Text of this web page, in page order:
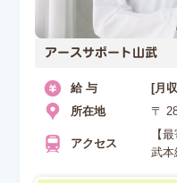
アースサポート山武
給 与
[月
所在地
〒
アクセス
【
武本